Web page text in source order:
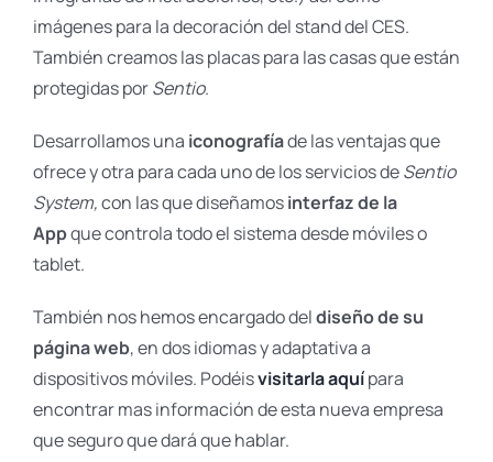
imágenes para la decoración del stand del CES.
También creamos las placas para las casas que están
protegidas porSentio.
Desarrollamos una iconografíade las ventajas que
ofrece y otra para cada uno de los servicios deSentio
System,con las que diseñamosinterfaz de la
Appque controla todo el sistema desde móviles o
tablet.
También nos hemos encargado deldiseño de su
página web, en dos idiomas y adaptativa a
dispositivos móviles. Podéisvisitarla aquípara
encontrar mas información de esta nueva empresa
que seguro que dará que hablar.